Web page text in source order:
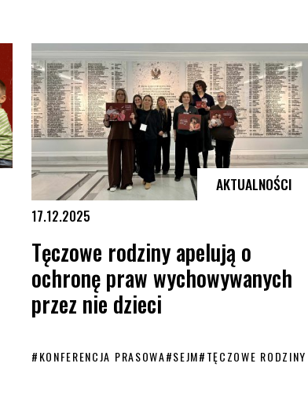
AKTUALNOŚCI
17.12.2025
Tęczowe rodziny apelują o
ochronę praw wychowywanych
przez nie dzieci
#KONFERENCJA PRASOWA#SEJM#TĘCZOWE RODZINY